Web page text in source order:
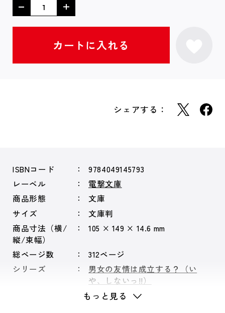
シェアする：
ISBNコード
9784049145793
レーベル
電撃文庫
商品形態
文庫
サイズ
文庫判
商品寸法（横/
縦/束幅）
105 × 149 × 14.6 mm
総ページ数
312ページ
シリーズ
男女の友情は成立する？（い
や、しないっ!!）
もっと見る